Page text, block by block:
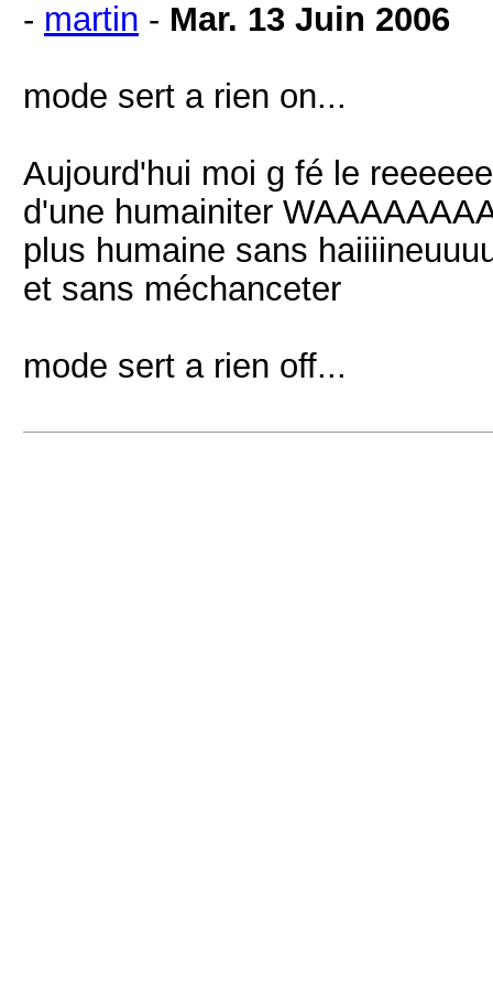
- martin - Mar. 13 Juin 2006
mode sert a rien on...
Aujourd'hui moi g fé le
d'une humainiter
plus humaine sans
et sans méchanceter
mode sert a rien off...